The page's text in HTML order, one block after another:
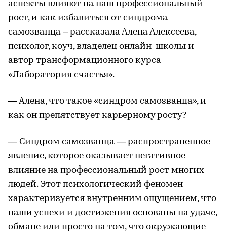
аспекты влияют на наш профессиональный
рост, и как избавиться от синдрома
самозванца – рассказала Алена Алексеева,
психолог, коуч, владелец онлайн-школы и
автор трансформационного курса
«Лаборатория счастья».
— Алена, что такое «синдром самозванца», и
как он препятствует карьерному росту?
— Синдром самозванца — распространенное
явление, которое оказывает негативное
влияние на профессиональный рост многих
людей. Этот психологический феномен
характеризуется внутренним ощущением, что
наши успехи и достижения основаны на удаче,
обмане или просто на том, что окружающие